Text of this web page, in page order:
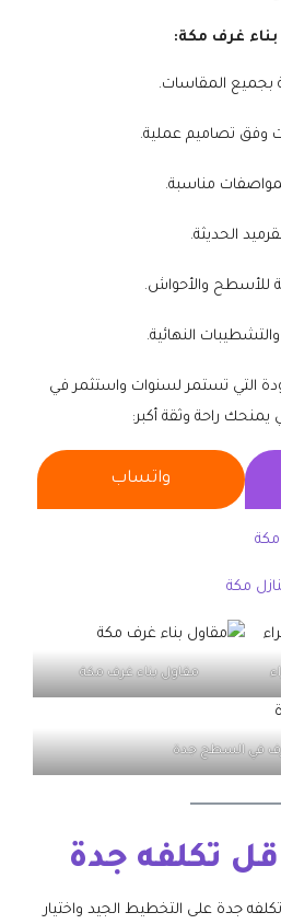
غرف مكة:
بجميع المقاسات.
وفق تصاميم عملية.
مناسبة.
الحديثة.
للأسطح والأحواش.
النهائية.
التي تستمر لسنوات واستثمر في
يمنحك راحة وثقة أكبر:
واتساب
مكة
مكة
مقاول بناء غرف مكة
في السطح جدة
تكلفه جدة
جدة على التخطيط الجيد واختيار